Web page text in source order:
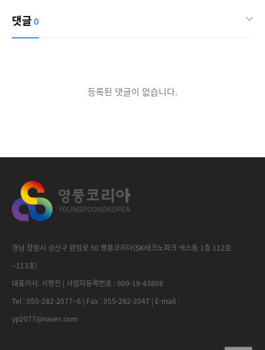
댓글0
등록된 댓글이 없습니다.
경남 창원시 성산구 완암로 50 영풍코리아(SK테크노파크 넥스동 1층 112호
~113호)
대표이사: 서명진 | 사업자등록번호 : 609-19-43808
Tel : 055-282-2077~6 | Fax : 055-282-2047 | E-mail :
yp2077@naver.com